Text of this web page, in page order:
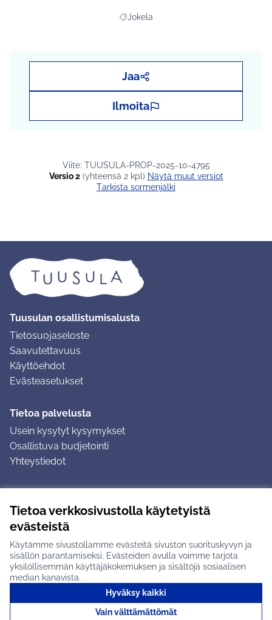
Tietoa verkkosivustolla käytetyistä
evästeistä
Käytämme sivustollamme evästeitä sivuston suorituskyvyn ja
sisällön parantamiseksi. Evästeiden avulla voimme tarjota
yksilöllisemmän käyttäjäkokemuksen ja sisältöjä sosiaalisen
median kanavista.
Hyväksy kaikki
Vain välttämättömät
Rajaa tulokset teeman mukaan: Jokela
Jokela
Jaa
Ilmoita
Viite: TUUSULA-PROP-2025-10-4795
Versio 2(yhteensä 2 kpl)
näytä muut versiot
Tarkista sormenjälki
Tuusulan osallistumisalusta
Tietosuojaseloste
Saavutettavuus
Käyttöehdot
Evästeasetukset
Tietoa palvelusta
Usein kysytyt kysymykset
Osallistuva budjetointi
Yhteystiedot
Ohjeet kirjautumiseen
Ohjeet kommentin jättämiseen
Tuusulan osallistumisalusta X-palvelussa